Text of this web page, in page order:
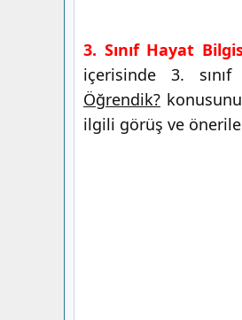
3. Sınıf Hayat
içerisinde 3.
Öğrendik?
ilgili görüş ve